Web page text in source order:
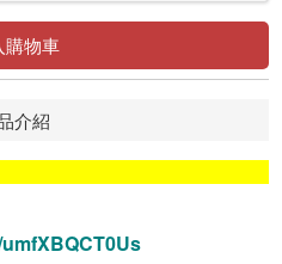
購物車
介紹